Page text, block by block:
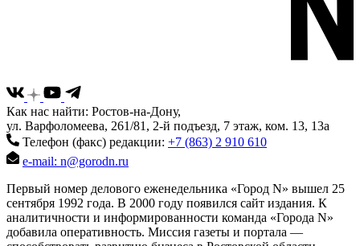
Как нас найти: Ростов-на-Дону,
ул. Варфоломеева, 261/81, 2-й подъезд, 7 этаж, ком. 13, 13а
Телефон (факс) редакции: +7 (863) 2 910 610
e-mail: n@gorodn.ru
Первый номер делового еженедельника «Город N» вышел 25
сентября 1992 года. В 2000 году появился сайт издания. К
аналитичности и информированности команда «Города N»
добавила оперативность. Миссия газеты и портала —